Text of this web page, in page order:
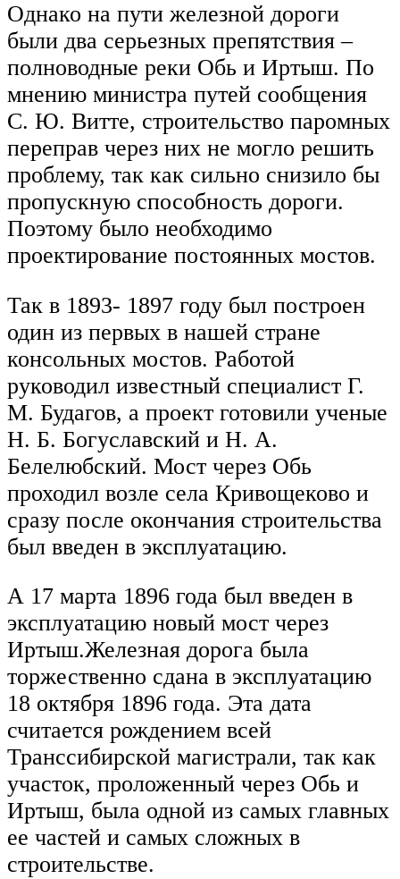
Однако на пути железной дороги
были два серьезных препятствия –
полноводные реки Обь и Иртыш. По
мнению министра путей сообщения
С. Ю. Витте, строительство паромных
переправ через них не могло решить
проблему, так как сильно снизило бы
пропускную способность дороги.
Поэтому было необходимо
проектирование постоянных мостов.
Так в 1893- 1897 году был построен
один из первых в нашей стране
консольных мостов. Работой
руководил известный специалист Г.
М. Будагов, а проект готовили ученые
Н. Б. Богуславский и Н. А.
Белелюбский. Мост через Обь
проходил возле села Кривощеково и
сразу после окончания строительства
был введен в эксплуатацию.
А 17 марта 1896 года был введен в
эксплуатацию новый мост через
Иртыш.Железная дорога была
торжественно сдана в эксплуатацию
18 октября 1896 года. Эта дата
считается рождением всей
Транссибирской магистрали, так как
участок, проложенный через Обь и
Иртыш, была одной из самых главных
ее частей и самых сложных в
строительстве.